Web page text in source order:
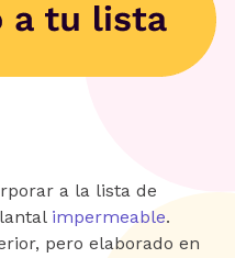
a la lista de
impermeable.
pero elaborado en